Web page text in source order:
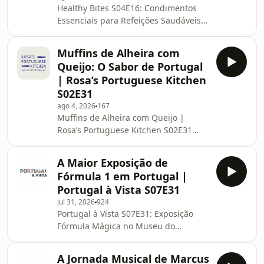
Michaelidis, president-elect of the
Toronto Regional Real Estate Board
(TRREB), to explore the fascinating
evolution of the housing market in
Toronto, professiona
Healthy Bites S04E16: Condimentos
Essenciais para Refeições Saudáveis
gastronómicas sem comprometer a
sua saúde? No episódio desta semana
do Healthy Bites, emitido em exclusivo
na CamoesTV+, a nutricionista Ana
Lucas Rebelo revela os cinco
condimentos essenciais que não
podem faltar na sua dispensa. O
Segredo Está nos Detalhes Muitas pes
Muffins de Alheira com
Queijo: O Sabor de Portugal
| Rosa’s Portuguese Kitchen
S02E31
ago 4, 2026 167
Muffins de Alheira com Queijo |
Rosa’s Portuguese Kitchen S02E31
Kitchen na CamoesTV+. Hoje, vamos
preparar uns deliciosos Muffins de
Alheira com Queijo, combinando o
melhor da culinária tradicional
portuguesa com a praticidade e
sofisticação de uns queques salgados
e irresistíveis. A alheira traz aquele
sabor autêntico e inconfundível
A Maior Exposição de
Fórmula 1 em Portugal |
Portugal à Vista S07E31
jul 31, 2026924
Portugal à Vista S07E31: Exposição
Fórmula Mágica no Museu do
A Jornada Musical de Marcus